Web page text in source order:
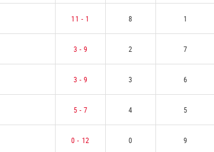
11 - 1 8 1
3 - 9 2 7
3 - 9 3 6
5 - 7 4 5
0 - 12 0 9